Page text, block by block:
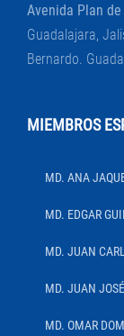
Avenida Plan
Guadalajara,
Bernardo.
MIEMBROS
MD. ANA
MD. EDGAR
MD. JUAN
MD. JUAN
MD. OMAR